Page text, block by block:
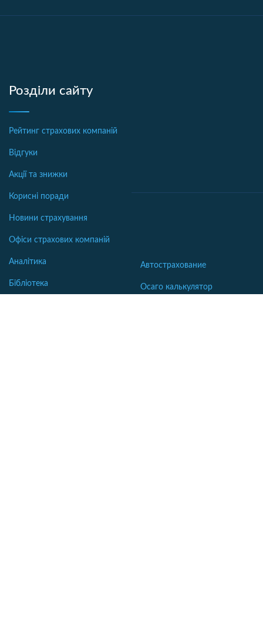
Розділи сайту
Рейтинг страхових компаній
Відгуки
Акції та знижки
Корисні поради
Новини страхування
Офіси страхових компаній
Аналітика
Бібліотека
Автострахование
Осаго калькулятор